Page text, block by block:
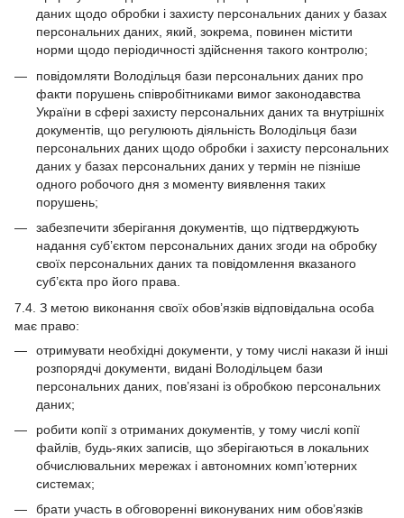
даних щодо обробки і захисту персональних даних у базах
персональних даних, який, зокрема, повинен містити
норми щодо періодичності здійснення такого контролю;
повідомляти Володільця бази персональних даних про
факти порушень співробітниками вимог законодавства
України в сфері захисту персональних даних та внутрішніх
документів, що регулюють діяльність Володільця бази
персональних даних щодо обробки і захисту персональних
даних у базах персональних даних у термін не пізніше
одного робочого дня з моменту виявлення таких
порушень;
забезпечити зберігання документів, що підтверджують
надання суб’єктом персональних даних згоди на обробку
своїх персональних даних та повідомлення вказаного
суб’єкта про його права.
7.4. З метою виконання своїх обов’язків відповідальна особа
має право:
отримувати необхідні документи, у тому числі накази й інші
розпорядчі документи, видані Володільцем бази
персональних даних, пов’язані із обробкою персональних
даних;
робити копії з отриманих документів, у тому числі копії
файлів, будь-яких записів, що зберігаються в локальних
обчислювальних мережах і автономних комп’ютерних
системах;
брати участь в обговоренні виконуваних ним обов’язків